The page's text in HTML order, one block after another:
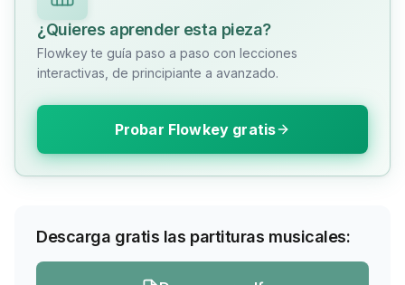
¿Quieres aprender esta pieza?
Flowkey te guía paso a paso con lecciones
interactivas, de principiante a avanzado.
Probar Flowkey gratis
Descarga gratis las partituras musicales: